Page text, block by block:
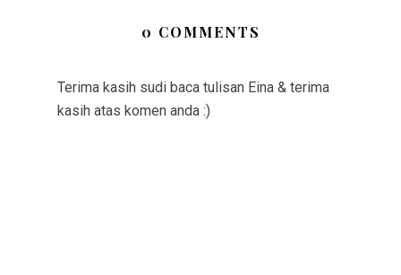
0 COMMENTS
Terima kasih sudi baca tulisan Eina & terima
kasih atas komen anda :)